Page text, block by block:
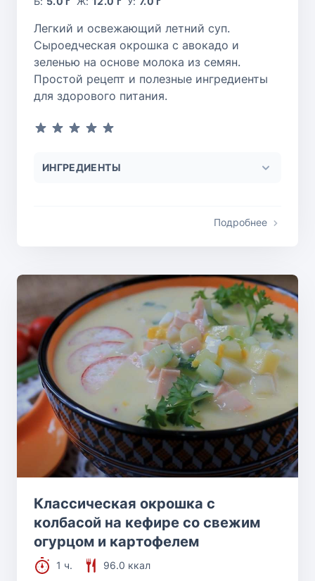
Легкий и освежающий летний суп.
Сыроедческая окрошка с авокадо и
зеленью на основе молока из семян.
Простой рецепт и полезные ингредиенты
для здорового питания.
ИНГРЕДИЕНТЫ
Подробнее
Классическая окрошка с
колбасой на кефире со свежим
огурцом и картофелем
1 ч.
96.0 ккал